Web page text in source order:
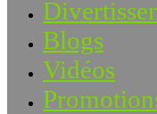
Blogs
Vidéos